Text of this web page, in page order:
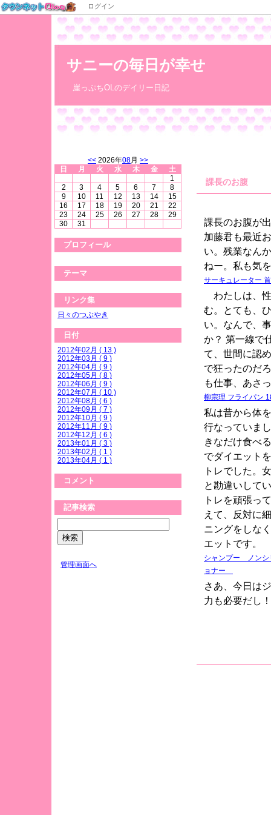
ログイン
サニーの毎日が幸せ
崖っぷちOLのデイリー日記
課長のお腹
課長のお腹が
加藤君も最近
い。残業なん
ねー。私も気
サーキュレーター
わたしは、
む。とても、
い。なんで、
か？ 第一線で
て、世間に認
で狂ったのだ
も仕事、あさ
柳宗理 フライパン
私は昔から体
行なっていま
きなだけ食べ
でダイエット
トレでした。
と勘違いして
トレを頑張っ
えて、反対に
ニングをしな
エットです。
シャンプー ノンシ
ョナー
さあ、今日は
力も必要だし
<< 2026年08月 >>
日
月 火 水 木 金
土
1
2
3 4 5 6 7
8
9
10 11 12 13 14
15
16
17 18 19 20 21
22
23
24 25 26 27 28
29
30
31
プロフィール
テーマ
リンク集
日々のつぶやき
日付
2012年02月 ( 13 )
2012年03月 ( 9 )
2012年04月 ( 9 )
2012年05月 ( 8 )
2012年06月 ( 9 )
2012年07月 ( 10 )
2012年08月 ( 6 )
2012年09月 ( 7 )
2012年10月 ( 9 )
2012年11月 ( 9 )
2012年12月 ( 6 )
2013年01月 ( 3 )
2013年02月 ( 1 )
2013年04月 ( 1 )
コメント
記事検索
管理画面へ